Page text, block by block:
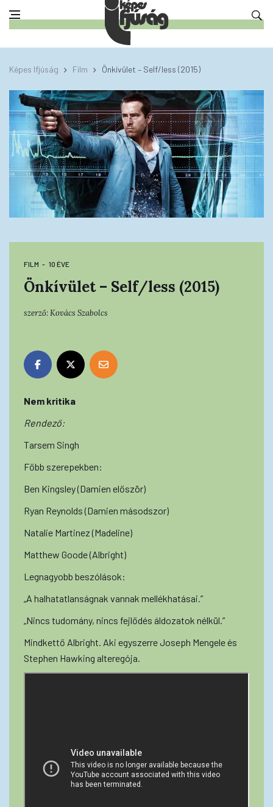
Képes Ifjúság Film Önkívület – Self/less (2015)
FILM 10 ÉVE
Önkívület – Self/less (2015)
szerző:Kovács Szabolcs
Nem kritika
Rendező:
Tarsem Singh
Főbb szerepekben:
Ben Kingsley (Damien először)
Ryan Reynolds (Damien másodszor)
Natalie Martinez (Madeline)
Matthew Goode (Albright)
Legnagyobb beszólások:
„A halhatatlanságnak vannak mellékhatásai.”
„Nincs tudomány, nincs fejlődés áldozatok nélkül.”
Mindkettő Albright. Aki egyszerre Joseph Mengele és
Stephen Hawking alteregója.